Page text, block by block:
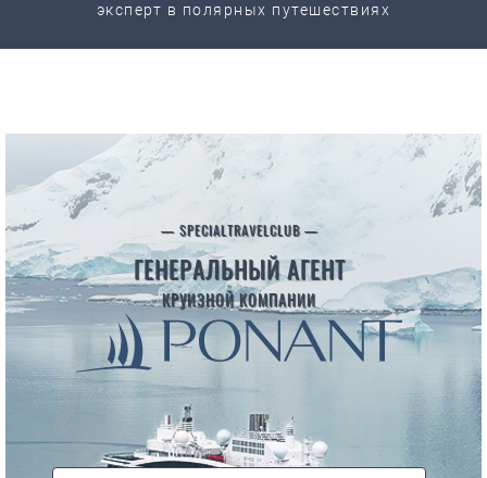
эксперт в полярных путешествиях
— SPECIALTRAVELCLUB —
ГЕНЕРАЛЬНЫЙ АГЕНТ
КРУИЗНОЙ КОМПАНИИ